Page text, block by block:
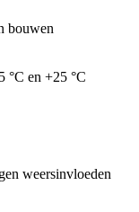
bouwen
°C en +25 °C
weersinvloeden